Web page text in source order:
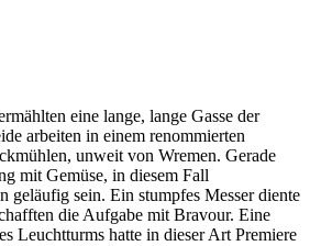
eine lange, lange Gasse der
arbeiten in einem renommierten
unweit von Wremen. Gerade
mit Gemüse, in diesem Fall
geläufig sein. Ein stumpfes Messer diente
die Aufgabe mit Bravour. Eine
Leuchtturms hatte in dieser Art Premiere